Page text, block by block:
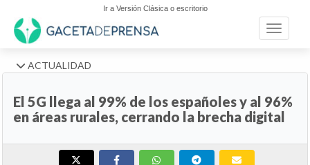
Ir a Versión Clásica o escritorio
Toggle
ACTUALIDAD
El 5G llega al 99% de los españoles y al 96%
en áreas rurales, cerrando la brecha digital